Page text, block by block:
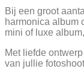
Bij een groot
harmonica album
mini of luxe
Met liefde
van jullie